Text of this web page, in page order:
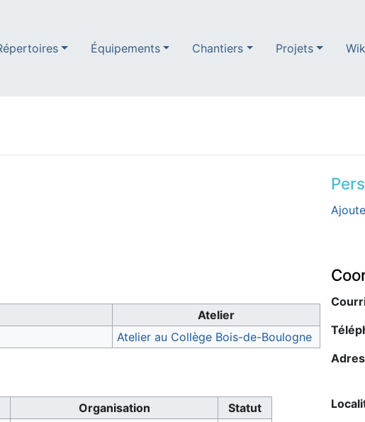
Équipements Chantiers Projets
Atelier
Atelier au Collège Bois-de-Boulogne
Organisation
Statut